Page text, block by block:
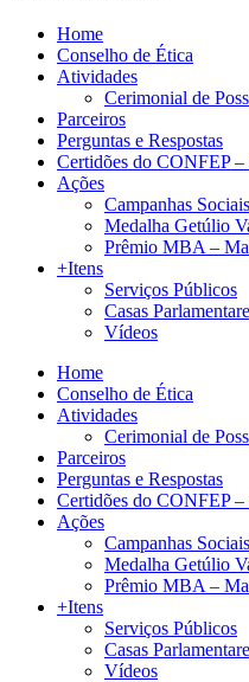
Home
Conselho de Ética
Atividades
Cerimonial de
Parceiros
Perguntas e Respostas
Certidões do CONFEP –
Ações
Campanhas Sociais
Medalha Getúlio
Prêmio MBA –
+Itens
Serviços Públicos
Casas
Vídeos
Home
Conselho de Ética
Atividades
Cerimonial de
Parceiros
Perguntas e Respostas
Certidões do CONFEP –
Ações
Campanhas Sociais
Medalha Getúlio
Prêmio MBA –
+Itens
Serviços Públicos
Casas
Vídeos